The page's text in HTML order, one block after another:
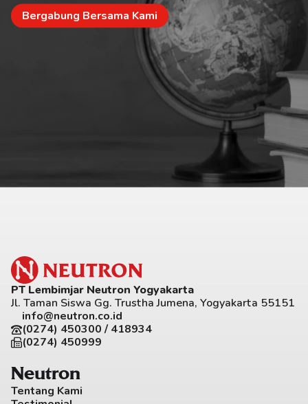
Bergabung Bersama Kami
PT Lembimjar Neutron Yogyakarta
Jl. Taman Siswa Gg. Trustha Jumena, Yogyakarta 55151
info@neutron.co.id
(0274) 450300 / 418934
(0274) 450999
Neutron
Tentang Kami